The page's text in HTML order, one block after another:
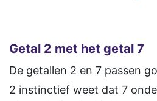
Getal 2 met het getal 7
De getallen 2 en 7 passen
2 instinctief weet dat 7